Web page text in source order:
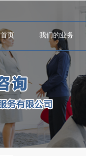
首页 我们的业务